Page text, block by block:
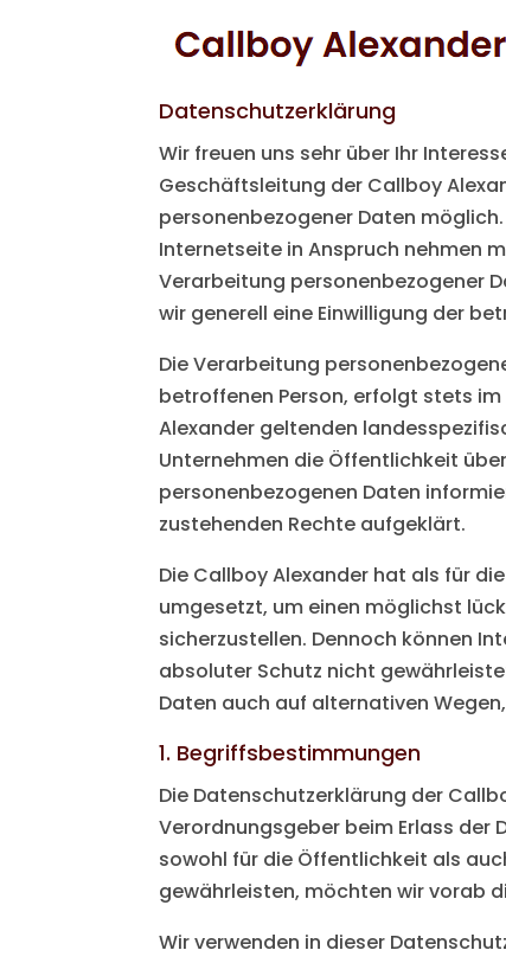
Datenschutzerklärung
Wir freuen uns sehr über Ihr
Geschäftsleitung der Callboy
personenbezogener Daten
Internetseite in Anspruch nehmen
Verarbeitung personenbezogener
wir generell eine Einwilligung der
Die Verarbeitung
betroffenen Person, erfolgt stets
Alexander geltenden
Unternehmen die Öffentlichkeit
personenbezogenen Daten
zustehenden Rechte aufgeklärt.
Die Callboy Alexander hat als für
umgesetzt, um einen möglichst
sicherzustellen. Dennoch können
absoluter Schutz nicht
Daten auch auf alternativen
1. Begriffsbestimmungen
Die Datenschutzerklärung der
Verordnungsgeber beim Erlass der
sowohl für die Öffentlichkeit als
gewährleisten, möchten wir vorab
Wir verwenden in dieser